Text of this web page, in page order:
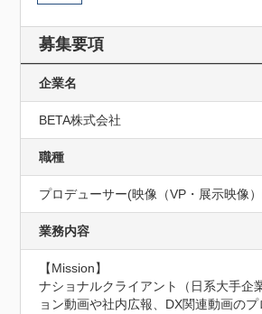
募集要項
企業名
BETA株式会社
職種
プロデューサー(映像（VP・展示映像
業務内容
【Mission】
ナショナルクライアント（日系大手企
ョン動画や社内広報、DX関連動画の